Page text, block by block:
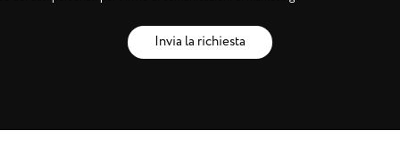
Invia la richiesta